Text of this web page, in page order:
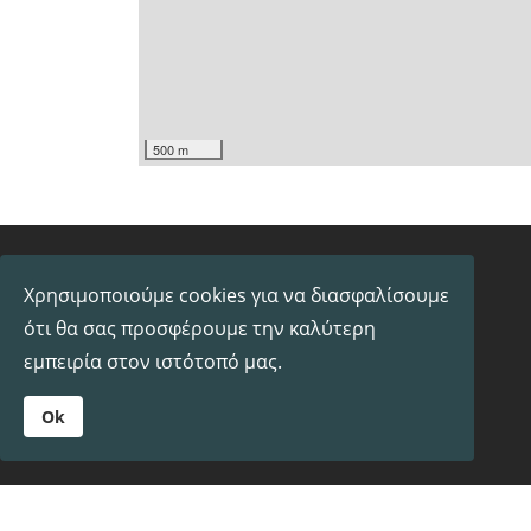
500 m
Χρησιμοποιούμε cookies για να διασφαλίσουμε
ότι θα σας προσφέρουμε την καλύτερη
εμπειρία στον ιστότοπό μας.
Ok